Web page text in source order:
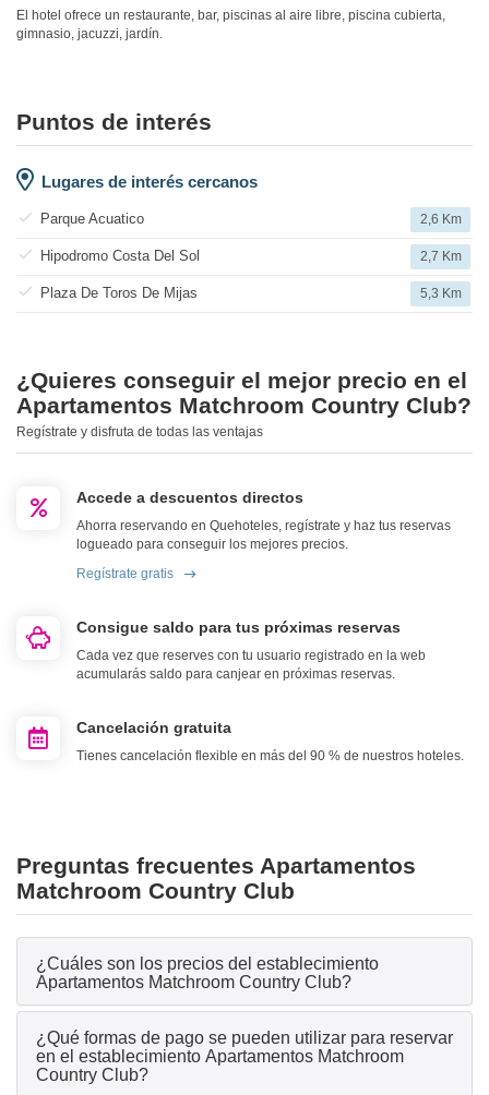
El hotel ofrece un restaurante, bar, piscinas al aire libre, piscina cubierta,
gimnasio, jacuzzi, jardín.
Puntos de interés
Lugares de interés cercanos
Parque Acuatico 2,6 Km
Hipodromo Costa Del Sol 2,7 Km
Plaza De Toros De Mijas 5,3 Km
¿Quieres conseguir el mejor precio en el
Apartamentos Matchroom Country Club?
Regístrate y disfruta de todas las ventajas
Accede a descuentos directos
Ahorra reservando en Quehoteles, regístrate y haz tus reservas
logueado para conseguir los mejores precios.
Regístrate gratis
Consigue saldo para tus próximas reservas
Cada vez que reserves con tu usuario registrado en la web
acumularás saldo para canjear en próximas reservas.
Cancelación gratuita
Tienes cancelación flexible en más del 90 % de nuestros hoteles.
Preguntas frecuentes Apartamentos
Matchroom Country Club
¿Cuáles son los precios del establecimiento
Apartamentos Matchroom Country Club?
¿Qué formas de pago se pueden utilizar para reservar
en el establecimiento Apartamentos Matchroom
Country Club?